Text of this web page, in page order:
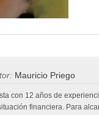
Mauricio Priego
con 12 años de
financiera. Para